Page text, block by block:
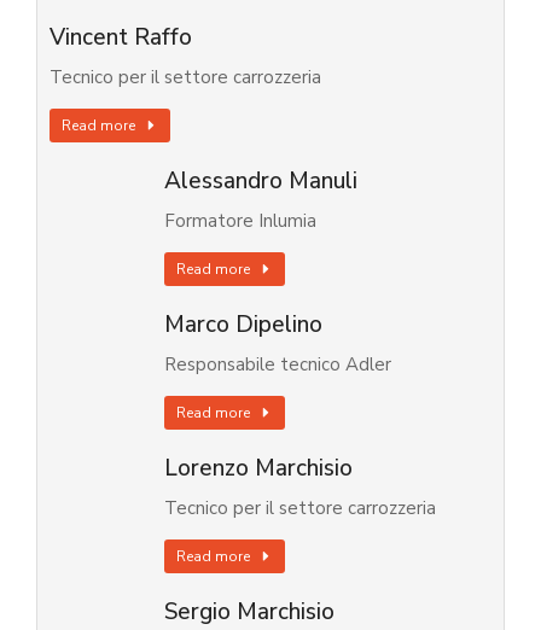
Vincent Raffo
Tecnico per il settore carrozzeria
Read more
Alessandro Manuli
Formatore Inlumia
Read more
Marco Dipelino
Responsabile tecnico Adler
Read more
Lorenzo Marchisio
Tecnico per il settore carrozzeria
Read more
Sergio Marchisio